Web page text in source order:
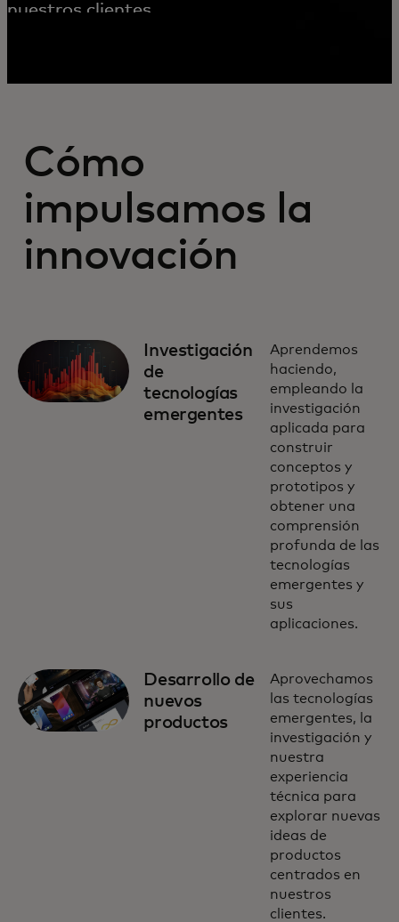
nuestros clientes.
Cómo
impulsamos la
innovación
Investigación
de
tecnologías
emergentes
Aprendemos
haciendo,
empleando la
investigación
aplicada para
construir
conceptos y
prototipos y
obtener una
comprensión
profunda de las
tecnologías
emergentes y
sus
aplicaciones.
Desarrollo de
nuevos
productos
Aprovechamos
las tecnologías
emergentes, la
investigación y
nuestra
experiencia
técnica para
explorar nuevas
ideas de
productos
centrados en
nuestros
clientes.